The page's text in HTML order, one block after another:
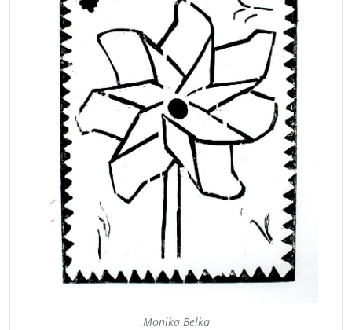
Monika Belka